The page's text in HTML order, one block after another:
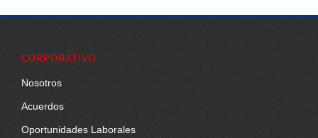
CORPORATIVO
Nosotros
Acuerdos
Oportunidades Laborales